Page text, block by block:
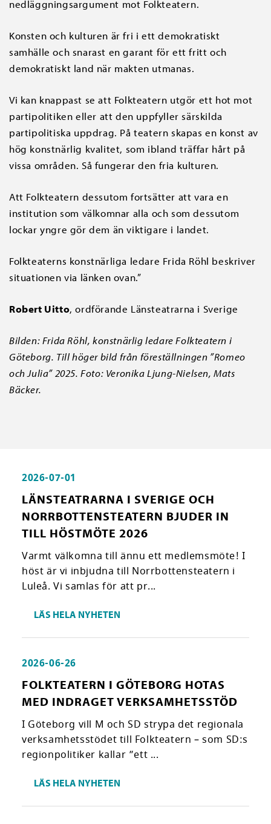
nedläggningsargument mot Folkteatern.
Konsten och kulturen är fri i ett demokratiskt
samhälle och snarast en garant för ett fritt och
demokratiskt land när makten utmanas.
Vi kan knappast se att Folkteatern utgör ett hot mot
partipolitiken eller att den uppfyller särskilda
partipolitiska uppdrag. På teatern skapas en konst av
hög konstnärlig kvalitet, som ibland träffar hårt på
vissa områden. Så fungerar den fria kulturen.
Att Folkteatern dessutom fortsätter att vara en
institution som välkomnar alla och som dessutom
lockar yngre gör dem än viktigare i landet.
Folkteaterns konstnärliga ledare Frida Röhl beskriver
situationen via länken ovan.”
Robert Uitto, ordförande Länsteatrarna i Sverige
Bilden: Frida Röhl, konstnärlig ledare Folkteatern i
Göteborg. Till höger bild från föreställningen ”Romeo
och Julia” 2025.Foto: Veronika Ljung-Nielsen, Mats
Bäcker.
2026-07-01
LÄNSTEATRARNA I SVERIGE OCH
NORRBOTTENSTEATERN BJUDER IN
TILL HÖSTMÖTE 2026
Varmt välkomna till ännu ett medlemsmöte! I
höst är vi inbjudna till Norrbottensteatern i
Luleå. Vi samlas för att pr...
LÄS HELA NYHETEN
2026-06-26
FOLKTEATERN I GÖTEBORG HOTAS
MED INDRAGET VERKSAMHETSSTÖD
I Göteborg vill M och SD strypa det regionala
verksamhetsstödet till Folkteatern – som SD:s
regionpolitiker kallar ”ett ...
LÄS HELA NYHETEN